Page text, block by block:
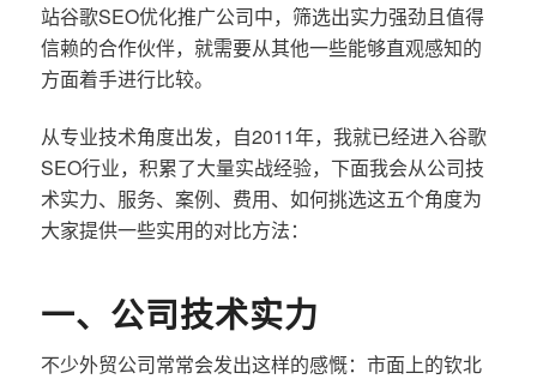
站谷歌SEO优化推广公司中，筛选出实力强劲且值得
信赖的合作伙伴，就需要从其他一些能够直观感知的
方面着手进行比较。
从专业技术角度出发，自2011年，我就已经进入谷歌
SEO行业，积累了大量实战经验，下面我会从公司技
术实力、服务、案例、费用、如何挑选这五个角度为
大家提供一些实用的对比方法：
一、公司技术实力
不少外贸公司常常会发出这样的感慨：市面上的钦北